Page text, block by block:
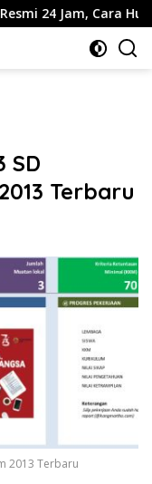
Cara Hubungi CS
SD
Terbaru
2013 Terbaru